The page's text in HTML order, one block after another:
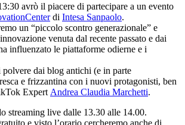
avrò il piacere di partecipare a un evento
di Intesa Sanpaolo.
un “piccolo scontro generazionale” e
venuta dal recente passato e dai
influenzato le piattaforme odierne e i
polvere dai blog antichi (e in parte
e frizzantina con i nuovi protagonisti, ben
Expert Andrea Claudia Marchetti.
streaming live dalle 13.30 alle 14.00.
e visto l’orario cercheremo anche di